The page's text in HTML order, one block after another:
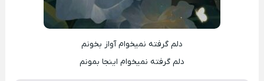
دلم گرفته نمیخوام آواز بخونم
دلم گرفته نمیخوام اینجا بمونم